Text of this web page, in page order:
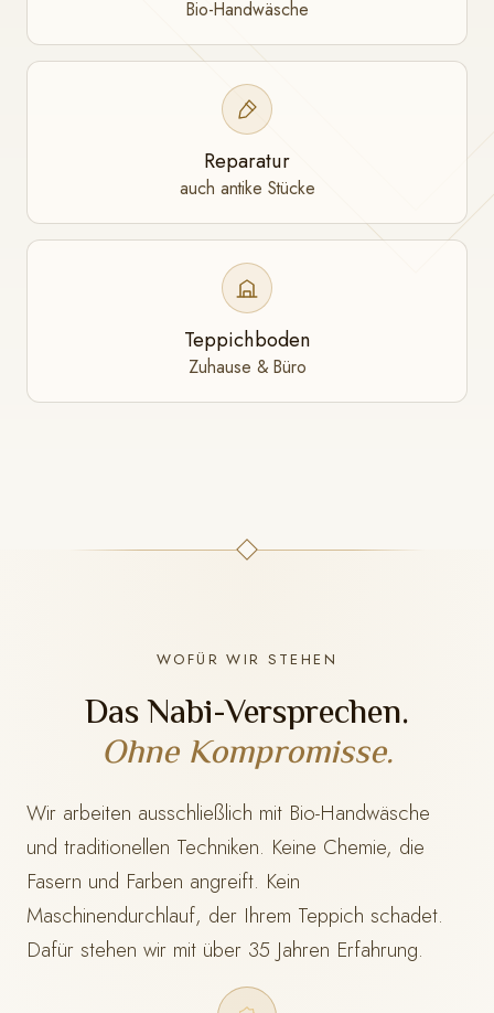
Bio-Handwäsche
Reparatur
auch antike Stücke
Teppichboden
Zuhause & Büro
WOFÜR WIR STEHEN
Das Nabi-Versprechen.
Ohne Kompromisse.
Wir arbeiten ausschließlich mit Bio-Handwäsche
und traditionellen Techniken. Keine Chemie, die
Fasern und Farben angreift. Kein
Maschinendurchlauf, der Ihrem Teppich schadet.
Dafür stehen wir mit über 35 Jahren Erfahrung.